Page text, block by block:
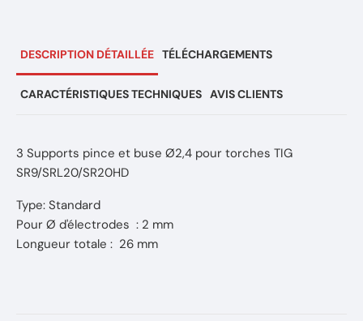
DESCRIPTION DÉTAILLÉE TÉLÉCHARGEMENTS
CARACTÉRISTIQUES TECHNIQUES AVIS CLIENTS
3 Supports pince et buse Ø2,4 pour torches TIG
SR9/SRL20/SR20HD
Type: Standard
Pour Ø d'électrodes : 2 mm
Longueur totale : 26 mm